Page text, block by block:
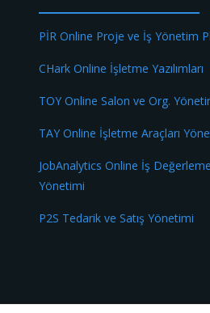
PİR Online Proje ve İş Yönetim
CHark Online İşletme Yazılımları
TOY Online Salon ve Org.
TAY Online İşletme Araçları
JobAnalytics Online İş
Yönetimi
P2S Tedarik ve Satış Yönetimi